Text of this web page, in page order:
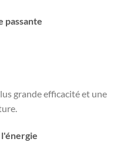
passante
grande efficacité et une